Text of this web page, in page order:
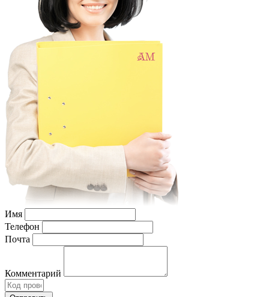
Имя
Телефон
Почта
Комментарий